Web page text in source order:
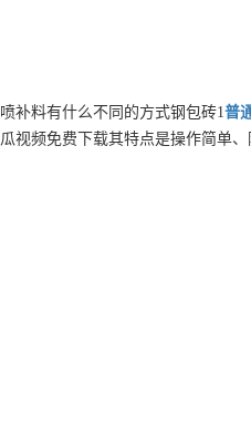
喷补料有什么不同的方式钢包砖1普
瓜视频免费下载其特点是操作简单